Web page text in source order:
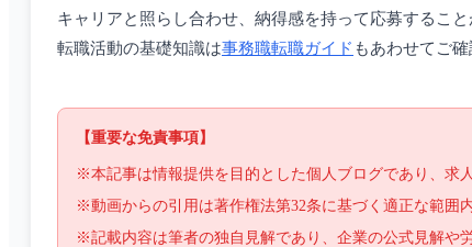
キャリアと照らし合わせ、納得感を持って応募するこ
転職活動の基礎知識は事務職転職ガイド もあわせてご確
【重要な免責事項】
※本記事は情報提供を目的とした個人ブログであり、求
※動画からの引用は著作権法第32条に基づく適正な範囲
※記載内容は筆者の独自見解であり、企業の公式見解や